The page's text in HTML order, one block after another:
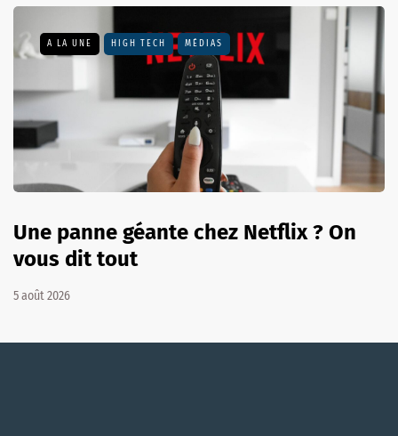
A LA UNE HIGH TECH MÉDIAS
Une panne géante chez Netflix ? On
vous dit tout
5 août 2026